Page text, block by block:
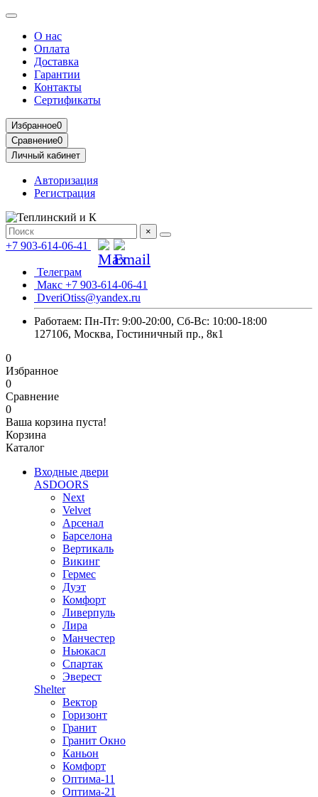
О нас
Оплата
Доставка
Гарантии
Контакты
Сертификаты
Избранное0
Сравнение0
Личный кабинет
Авторизация
Регистрация
×
+7 903-614-06-41
Телеграм
Макс +7 903-614-06-41
DveriOtiss@yandex.ru
Работаем: Пн-Пт: 9:00-20:00, Сб-Вс: 10:00-18:00
127106, Москва, Гостиничный пр., 8к1
0
Избранное
0
Сравнение
0
Ваша корзина пуста!
Корзина
Каталог
Входные двери
ASDOORS
Next
Velvet
Арсенал
Барселона
Вертикаль
Викинг
Гермес
Дуэт
Комфорт
Ливерпуль
Лира
Манчестер
Ньюкасл
Спартак
Эверест
Shelter
Вектор
Горизонт
Гранит
Гранит Окно
Каньон
Комфорт
Оптима-11
Оптима-21